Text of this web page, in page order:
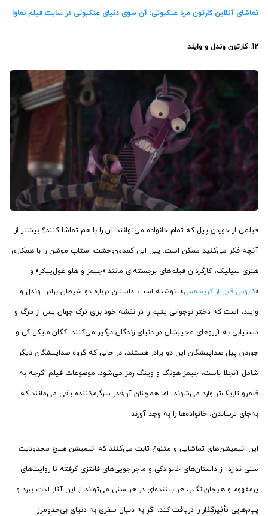
تماشای آنلاین کارتون مرد عنکبوتی: آن سوی دنیای عنکبوتی در سایت فیلم نماوا
12. کارتون وندل و وایلد
فیلمی از جوردن پیل که تمام خانواده می‌توانند آن را با هم تماشا کنند؟ بیشتر از
آنچه فکر می‌کنید ممکن است. پیل این کمدی-وحشت استاپ موشن را با همکاری
هنری سیلیک، کارگردان فیلم‌های برجسته‌ای مانند «جیمز و هلو غول‌پیکر» و
«کابوس قبل از کریسمس»، نوشته است. داستان درباره دو شیطان برادر، وندل و
وایلد، است که دختر نوجوانی یتیم را در نقشه خود برای ترک جهان پس از مرگ و
دستیابی به آرزوهای عجیبشان در دنیای زندگان درگیر می‌کنند. کگان-مایکل کی و
جوردن پیل صداپیشگان این دو برادر هستند، در حالی که گروه صداپیشگان دیگر
شامل آنجلا باست، جیمز هونگ و وینگ رمز می‌شود. موضوعات فیلم اگرچه به
قلمرو تاریک‌تر وارد می‌شوند، اما همچنان آن‌قدر سرگرم‌کننده باقی می‌مانند که
به‌جای ترساندن، خانواده‌ها را به وجد آورند.
این انیمیشن‌های تماشایی و متنوع ثابت می‌کنند که انیمیشن هیچ محدودیت
سنی ندارد. از داستان‌های خانوادگی و ماجراجویی‌های فانتزی گرفته تا روایت‌های
پرمفهوم و هیجان‌انگیز، هر بیننده‌ای در هر سنی می‌تواند از این آثار لذت ببرد و
پیام‌هایی تأثیرگذار را دریافت کند. اگر به دنبال سفری به دنیای بی‌حدومرز